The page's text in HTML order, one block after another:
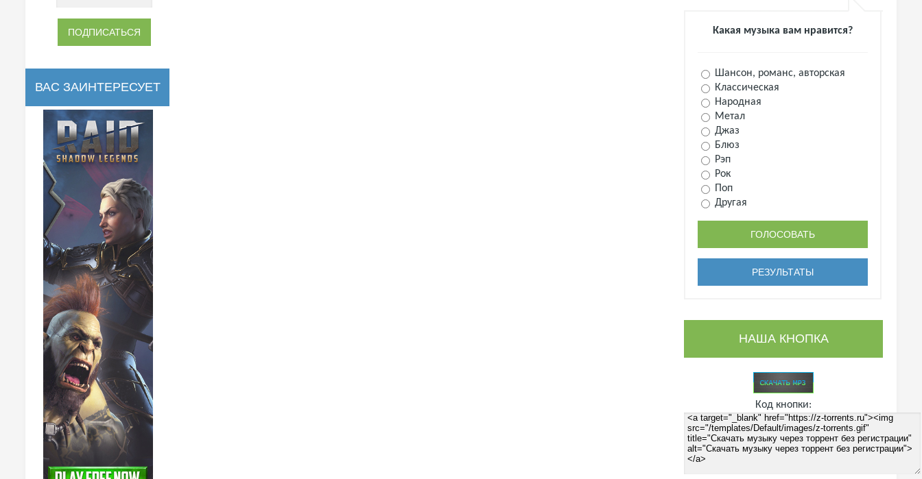
ВАС ЗАИНТЕРЕСУЕТ
Какая музыка вам нравится?
Шансон, романс, авторская
Классическая
Народная
Метал
Джаз
Блюз
Рэп
Рок
Поп
Другая
НАША КНОПКА
Код кнопки: